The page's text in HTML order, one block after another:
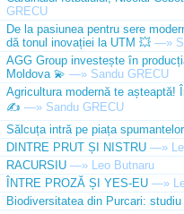
GRECU
De la pasiunea pentru sere
dă tonul inovației la UTM 💥 —»
AGG Group investește în
Moldova 💫 —» Sandu GRECU
Agricultura modernă te așteaptă!
✍️ —» Sandu GRECU
Sălcuța intră pe piața spumantelor
DINTRE PRUT ȘI NISTRU —»
RACURSIU —» Leo Butnaru
ÎNTRE PROZĂ ȘI YES-EU —»
Biodiversitatea din Purcari: